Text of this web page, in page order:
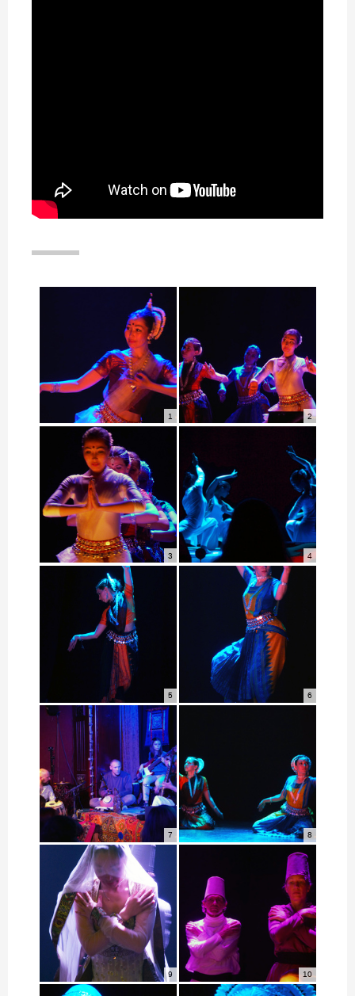
1 2
3 4
5 6
7 8
9 10